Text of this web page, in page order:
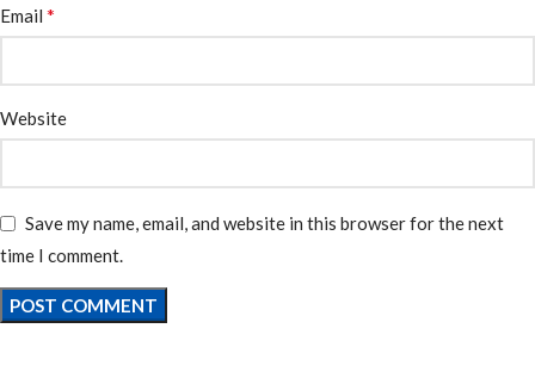
Email *
Website
Save my name, email, and website in this browser for the next
time I comment.